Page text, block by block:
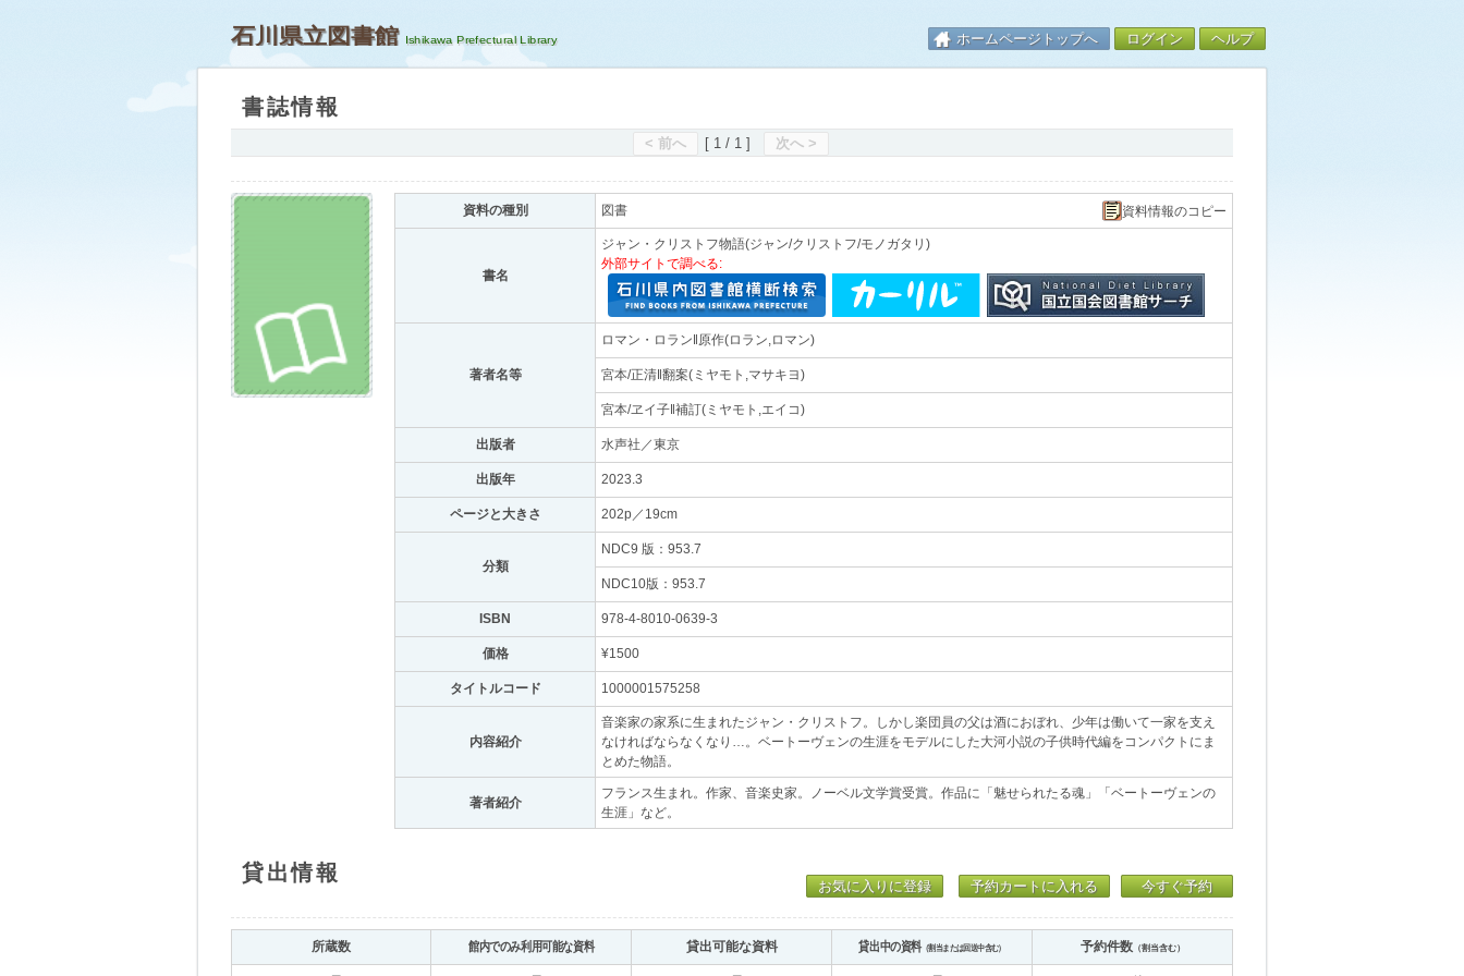
石川県立図書館 ホームページトップへ ログイン ヘルプ
書誌情報
< 前へ [ 1 / 1 ] 次へ >
資料の種別 図書 資料情報のコピー
書名
ジャン・クリストフ物語(ジャン/クリストフ/モノガタリ)
外部サイトで調べる:
著者名等
ロマン・ロラン‖原作(ロラン,ロマン)
宮本/正清‖翻案(ミヤモト,マサキヨ)
宮本/ヱイ子‖補訂(ミヤモト,エイコ)
出版者 水声社／東京
出版年 2023.3
ページと大きさ 202p／19cm
分類
NDC9 版：953.7
NDC10版：953.7
ISBN 978-4-8010-0639-3
価格 ¥1500
タイトルコード 1000001575258
内容紹介
音楽家の家系に生まれたジャン・クリストフ。しかし楽団員の父は酒におぼれ、少年は働いて一家を支え
なければならなくなり…。ベートーヴェンの生涯をモデルにした大河小説の子供時代編をコンパクトにま
とめた物語。
著者紹介
フランス生まれ。作家、音楽史家。ノーベル文学賞受賞。作品に「魅せられたる魂」「ベートーヴェンの
生涯」など。
貸出情報
お気に入りに登録 予約カートに入れる 今すぐ予約
所蔵数 館内でのみ利用可能な資料 貸出可能な資料 貸出中の資料（割当または回送中含む） 予約件数（割当含む）